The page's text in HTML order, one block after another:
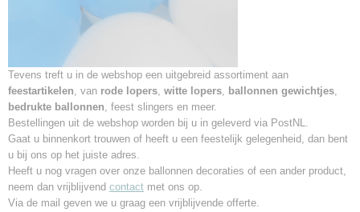
Tevens treft u in de webshop een uitgebreid assortiment aan
feestartikelen, van rode lopers, witte lopers, ballonnen gewichtjes,
bedrukte ballonnen, feest slingers en meer.
Bestellingen uit de webshop worden bij u in geleverd via PostNL.
Gaat u binnenkort trouwen of heeft u een feestelijk gelegenheid, dan bent
u bij ons op het juiste adres.
Heeft u nog vragen over onze ballonnen decoraties of een ander product,
neem dan vrijblijvend contact met ons op.
Via de mail geven we u graag een vrijblijvende offerte.